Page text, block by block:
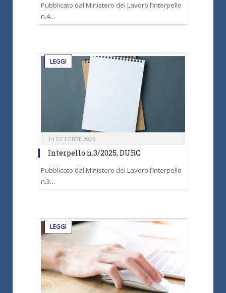
Pubblicato dal Ministero del Lavoro l’interpello
n.4…
LEGGI
14 OTTOBRE 2025
Interpello n.3/2025, DURC
Pubblicato dal Ministero del Lavoro l’interpello
n.3…
LEGGI